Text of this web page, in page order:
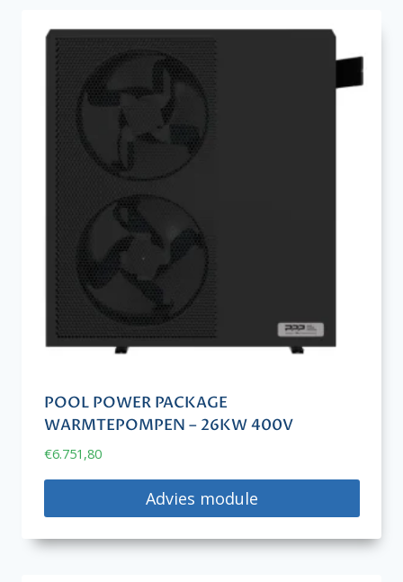
POOL POWER PACKAGE
WARMTEPOMPEN – 26KW 400V
€6.751,80
Advies module